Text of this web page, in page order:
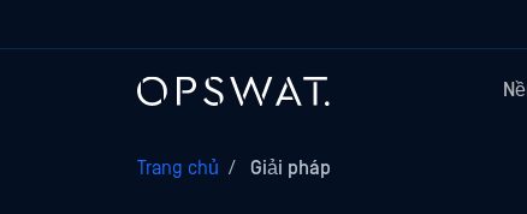
Trang chủ / Giải pháp